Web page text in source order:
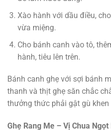
Xào hành với dầu điều,
vừa miệng.
Cho bánh canh vào tô,
hành, tiêu lên trên.
Bánh canh ghẹ với sợi bánh
thanh và thịt ghẹ săn chắc
thưởng thức phải gật gù khen
Ghẹ Rang Me – Vị Chua